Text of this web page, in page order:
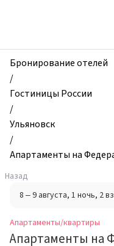
и
квартиры,
Апартаменты
на
Федерации
130
60044,
Ульяновск,
Россия
Бронирование отелей
/
Гостиницы России
/
Ульяновск
/
Апартаменты на
Назад
8 – 9 августа, 1 ночь, 2
Апартаменты/квартиры
Апартаменты на